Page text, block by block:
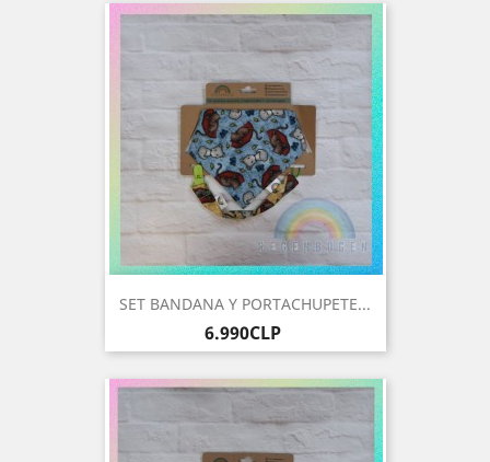
SET BANDANA Y PORTACHUPETE...
Precio
6.990CLP